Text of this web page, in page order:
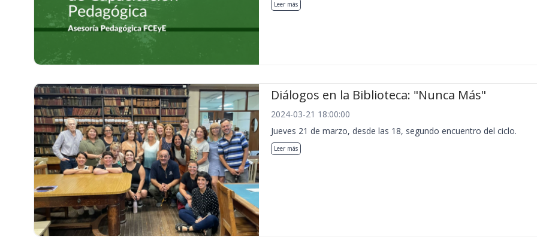
Leer más
Diálogos en la Biblioteca: "Nunca Más"
2024-03-21 18:00:00
Jueves 21 de marzo, desde las 18, segundo encuentro del ciclo.
Leer más